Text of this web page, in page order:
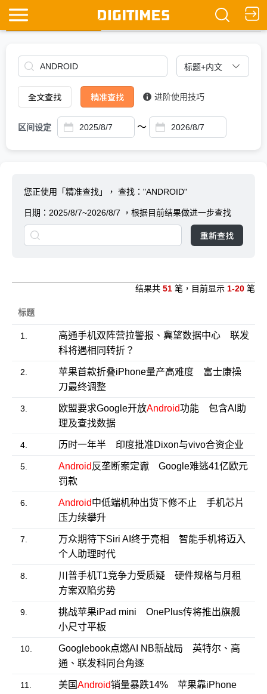
Ask DIGITIMES
全文查找 精准查找 进阶使用技巧
区间设定 ～
您正使用「精准查找」， 查找："ANDROID"
日期： 2025/8/7~2026/8/7 ，根据目前结果做进一步查找
重新查找
结果共 51 笔，目前显示 1-20 笔
标题
1.
高通手机双阵营拉警报、冀望数据中心 联发
科将遇相同转折？
2.
苹果首款折叠iPhone量产高难度 富士康操
刀最终调整
3. 欧盟要求Google开放Android功能 包含AI助
理及查找数据
4. 历时一年半 印度批准Dixon与vivo合资企业
5. Android 反垄断案定谳 Google难逃41亿欧元
罚款
6. Android中低端机种出货下修不止 手机芯片
压力续攀升
7.
万众期待下Siri AI终于亮相 智能手机将迈入
个人助理时代
8.
川普手机T1竞争力受质疑 硬件规格与月租
方案双陷劣势
9.
挑战苹果iPad mini OnePlus传将推出旗舰
小尺寸平板
10.
Googlebook点燃AI NB新战局 英特尔、高
通、联发科同台角逐
11. 美国Android销量暴跌14% 苹果靠iPhone